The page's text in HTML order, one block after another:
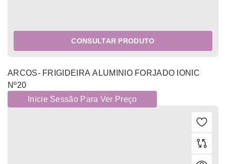
CONSULTAR PRODUTO
ARCOS- FRIGIDEIRA ALUMINIO FORJADO IONIC
Nº20
Inicie Sessão Para Ver Preço